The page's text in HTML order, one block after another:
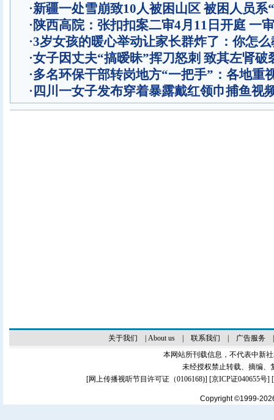
·新疆一处雪崩致10人被困山区 被困人员系
·陕西高院：张扣扣案二审4月11日开庭 一
·3岁女孩的暖心举动让家长群炸了：你怎
·女子因丈夫“搞暧昧”挥刀怒刺 致其左肾破
·多名环保干部转岗地方“一把手”：各地重
· 四川一女子发布穿着暴露戴红领巾捕鱼视
关于我们 About us| 联系我们 广告服务
本网站所刊载信息，不代表中新
未经授权禁止转载、摘编、
[网上传播视听节目许可证（0106168)] [京ICP证040655号]
Copyright ©1999-